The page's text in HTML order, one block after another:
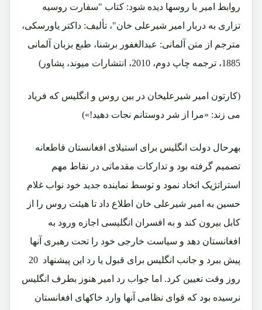
روابط امیر با روسها دیده شود: کتاب "سفارت روسیه
تزاری به دربار امیر شیرعلی خان"، تألیف: داکتر یاورسکی،
مترجم از متن آلمانی: عبدالغفور برشنا، طبع بزبان آلمانی
1885، ترجمه چاپ دوم، 2010، انتشارات میوند، پشاور)
(کارتون امیر شیرعلیخان در بین روس و انگلیس که فریاد
می زند: «مرا از شر دوستانم نجات دهید!»)
بهرحال دولت انگلیس برای استیلای افغانستان قاطعانه
تصمیم گرفته بود و تدارکات مقدماتی در نقاط مهم
استراتژیک اتخاد نمود و توسط نماینده جدید خود نواب غلام
حسین به امیر شیرعلی خان اطلاع داد تا هیئت روس را از
کابل بیرون کند و به افسران انگلیسی اجازه ورود به
افغانستان دهد و سیاست خارجی خود را تحت رهبری آنها
پیش ببرد و جانب انگلیس برای قبول یا رد این پیشنهاد 20
روز وقت تعیین کرد. اما جواب رد امیر هنوز بطرف انگلیس
نرسیده بود که قوای نظامی آنها وارد خاکهای افغانستان